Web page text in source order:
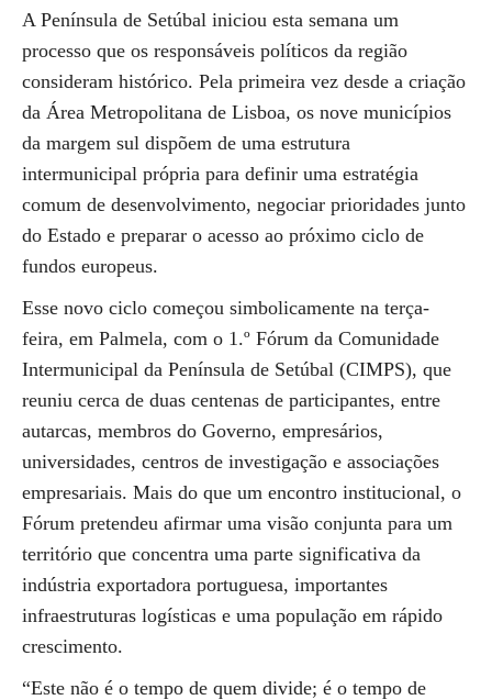
A Península de Setúbal iniciou esta semana um
processo que os responsáveis políticos da região
consideram histórico. Pela primeira vez desde a criação
da Área Metropolitana de Lisboa, os nove municípios
da margem sul dispõem de uma estrutura
intermunicipal própria para definir uma estratégia
comum de desenvolvimento, negociar prioridades junto
do Estado e preparar o acesso ao próximo ciclo de
fundos europeus.
Esse novo ciclo começou simbolicamente na terça-
feira, em Palmela, com o 1.º Fórum da Comunidade
Intermunicipal da Península de Setúbal (CIMPS), que
reuniu cerca de duas centenas de participantes, entre
autarcas, membros do Governo, empresários,
universidades, centros de investigação e associações
empresariais. Mais do que um encontro institucional, o
Fórum pretendeu afirmar uma visão conjunta para um
território que concentra uma parte significativa da
indústria exportadora portuguesa, importantes
infraestruturas logísticas e uma população em rápido
crescimento.
“Este não é o tempo de quem divide; é o tempo de